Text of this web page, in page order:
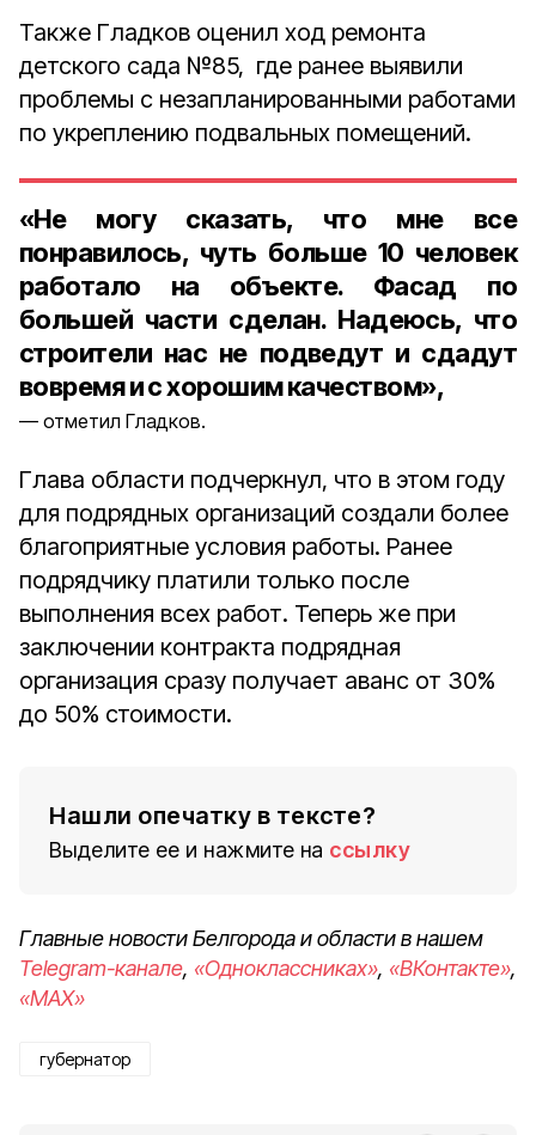
Также Гладков оценил ход ремонта
детского сада №85, где ранее выявили
проблемы с незапланированными работами
по укреплению подвальных помещений.
«Не могу сказать, что мне все
понравилось, чуть больше 10 человек
работало на объекте. Фасад по
большей части сделан. Надеюсь, что
строители нас не подведут и сдадут
вовремя и с хорошим качеством»,
отметил Гладков.
Глава области подчеркнул, что в этом году
для подрядных организаций создали более
благоприятные условия работы. Ранее
подрядчику платили только после
выполнения всех работ. Теперь же при
заключении контракта подрядная
организация сразу получает аванс от 30%
до 50% стоимости.
Нашли опечатку в тексте?
Выделите ее и нажмите на ссылку
Главные новости Белгорода и области в нашем
Telegram-канале, «Одноклассниках», «ВКонтакте»,
«MAX»
губернатор